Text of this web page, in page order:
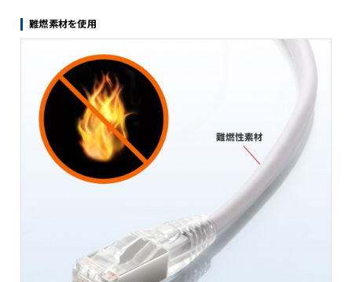
イズにも対応します。
ブーツ一体型のスリムコネクタ